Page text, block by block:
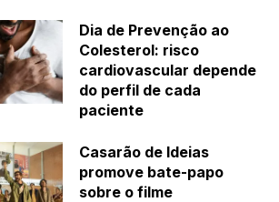
Dia de Prevenção ao
Colesterol: risco
cardiovascular depende
do perfil de cada
paciente
Casarão de Ideias
promove bate-papo
sobre o filme